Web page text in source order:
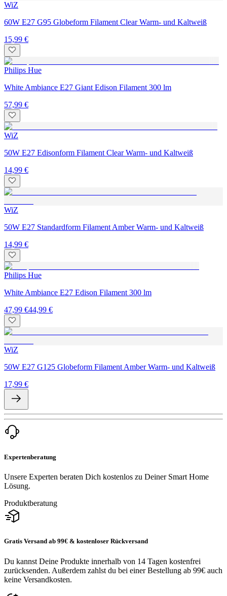
WiZ
60W E27 G95 Globeform Filament Clear Warm- und Kaltweiß
15,99 €
Philips Hue
White Ambiance E27 Giant Edison Filament 300 lm
57,99 €
WiZ
50W E27 Edisonform Filament Clear Warm- und Kaltweiß
14,99 €
WiZ
50W E27 Standardform Filament Amber Warm- und Kaltweiß
14,99 €
Philips Hue
White Ambiance E27 Edison Filament 300 lm
47,99 €44,99 €
WiZ
50W E27 G125 Globeform Filament Amber Warm- und Kaltweiß
17,99 €
Expertenberatung
Unsere Experten beraten Dich kostenlos zu Deiner Smart Home
Lösung.
Produktberatung
Gratis Versand ab 99€ & kostenloser Rückversand
Du kannst Deine Produkte innerhalb von 14 Tagen kostenfrei
zurücksenden. Außerdem zahlst du bei einer Bestellung ab 99€ auch
keine Versandkosten.